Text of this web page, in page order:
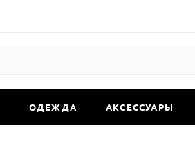
ОДЕЖДА АКСЕССУАРЫ